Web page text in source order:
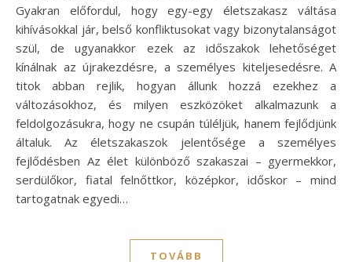
Gyakran előfordul, hogy egy-egy életszakasz váltása
kihívásokkal jár, belső konfliktusokat vagy bizonytalanságot
szül, de ugyanakkor ezek az időszakok lehetőséget
kínálnak az újrakezdésre, a személyes kiteljesedésre. A
titok abban rejlik, hogyan állunk hozzá ezekhez a
változásokhoz, és milyen eszközöket alkalmazunk a
feldolgozásukra, hogy ne csupán túléljük, hanem fejlődjünk
általuk. Az életszakaszok jelentősége a személyes
fejlődésben Az élet különböző szakaszai – gyermekkor,
serdülőkor, fiatal felnőttkor, középkor, időskor – mind
tartogatnak egyedi…
TOVÁBB